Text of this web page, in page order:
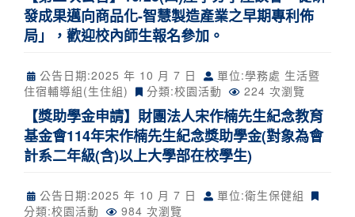
發成果邁向商品化-智慧製造產業之早期專利佈
局」，歡迎校內師生報名參加。
公告日期:2025 年 10 月 7 日
單位:學務處 生活暨
住宿輔導組(生住組)
分類:校園活動 224 次瀏覽
【獎助學金申請】財團法人宋作楠先生紀念教育
基金會114年宋作楠先生紀念獎助學金(對象為會
計系二年級(含)以上大學部在校學生)
公告日期:2025 年 10 月 7 日
單位:衛生保健組
分類:校園活動 984 次瀏覽